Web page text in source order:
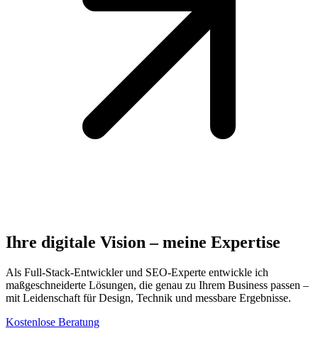
Ihre digitale Vision– meine Expertise
Als Full-Stack-Entwickler und SEO-Experte entwickle ich
maßgeschneiderte Lösungen, die genau zu Ihrem Business passen –
mit Leidenschaft für Design, Technik und messbare Ergebnisse.
Kostenlose Beratung